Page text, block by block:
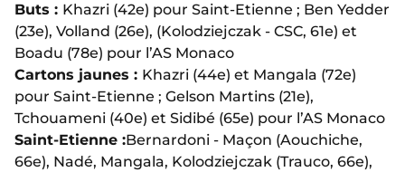
Buts : Khazri (42e) pour Saint-Etienne ; Ben Yedder
(23e), Volland (26e), (Kolodziejczak - CSC, 61e) et
Boadu (78e) pour l’AS Monaco
Cartons jaunes : Khazri (44e) et Mangala (72e)
pour Saint-Etienne ; Gelson Martins (21e),
Tchouameni (40e) et Sidibé (65e) pour l’AS Monaco
Saint-Etienne :Bernardoni - Maçon (Aouchiche,
66e), Nadé, Mangala, Kolodziejczak (Trauco, 66e),